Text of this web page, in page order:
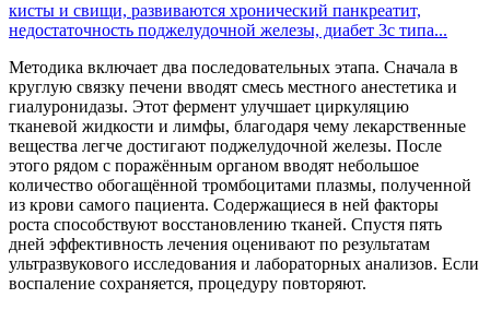
кисты и свищи, развиваются хронический панкреатит,
недостаточность поджелудочной железы, диабет 3с типа...
Методика включает два последовательных этапа. Сначала в
круглую связку печени вводят смесь местного анестетика и
гиалуронидазы. Этот фермент улучшает циркуляцию
тканевой жидкости и лимфы, благодаря чему лекарственные
вещества легче достигают поджелудочной железы. После
этого рядом с поражённым органом вводят небольшое
количество обогащённой тромбоцитами плазмы, полученной
из крови самого пациента. Содержащиеся в ней факторы
роста способствуют восстановлению тканей. Спустя пять
дней эффективность лечения оценивают по результатам
ультразвукового исследования и лабораторных анализов. Если
воспаление сохраняется, процедуру повторяют.